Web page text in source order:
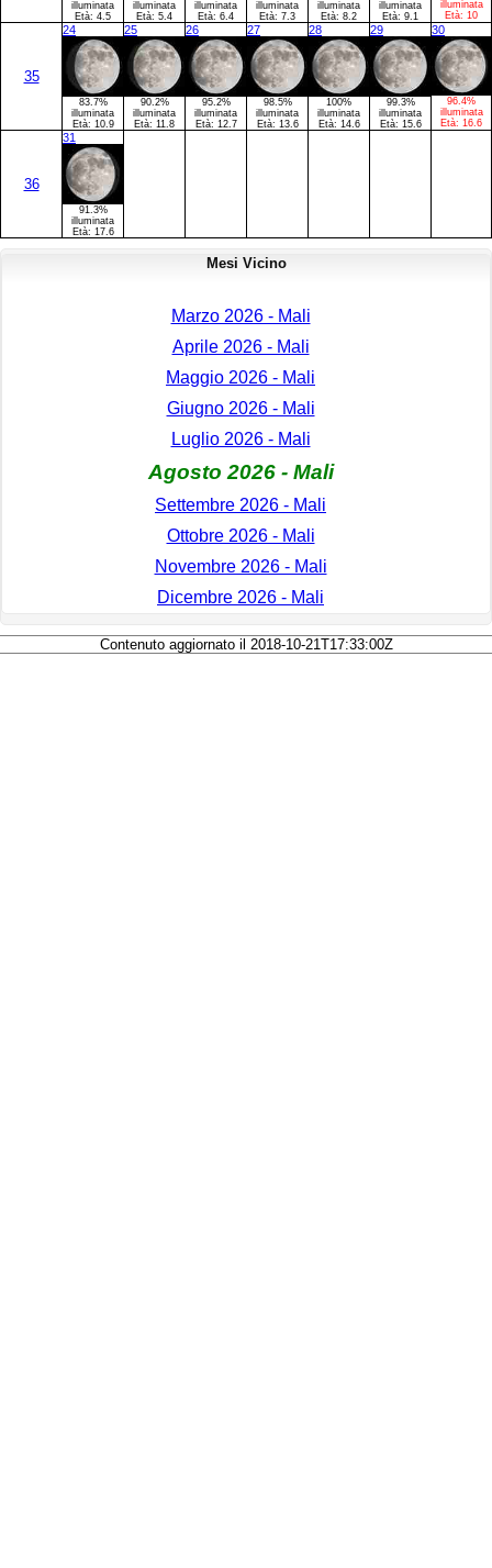
illuminata
Età: 4.5
illuminata
Età: 5.4
illuminata
Età: 6.4
illuminata
Età: 7.3
illuminata
Età: 8.2
illuminata
Età: 9.1
illuminata
Età: 10
35
24
83.7%
illuminata
Età: 10.9
25
90.2%
illuminata
Età: 11.8
26
95.2%
illuminata
Età: 12.7
27
98.5%
illuminata
Età: 13.6
28
100%
illuminata
Età: 14.6
29
99.3%
illuminata
Età: 15.6
30
96.4%
illuminata
Età: 16.6
36
31
91.3%
illuminata
Età: 17.6
Mesi Vicino
Marzo 2026 - Mali
Aprile 2026 - Mali
Maggio 2026 - Mali
Giugno 2026 - Mali
Luglio 2026 - Mali
Agosto 2026 - Mali
Settembre 2026 - Mali
Ottobre 2026 - Mali
Novembre 2026 - Mali
Dicembre 2026 - Mali
Contenuto aggiornato il 2018-10-21T17:33:00Z